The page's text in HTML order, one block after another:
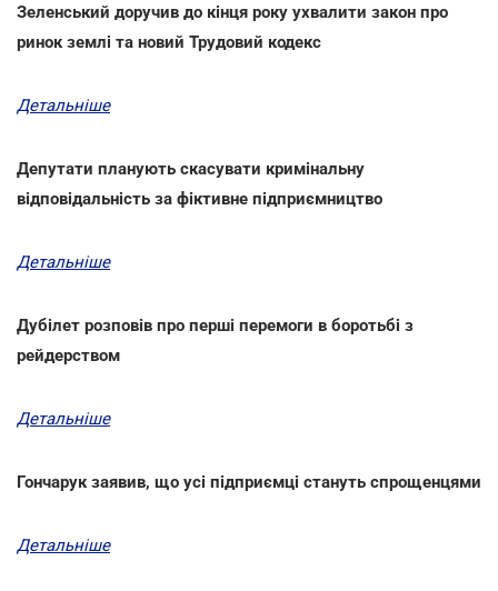
Зеленський доручив до кінця року ухвалити закон про
ринок землі та новий Трудовий кодекс
Детальніше
Депутати планують скасувати кримінальну
відповідальність за фіктивне підприємництво
Детальніше
Дубілет розповів про перші перемоги в боротьбі з
рейдерством
Детальніше
Гончарук заявив, що усі підприємці стануть спрощенцями
Детальніше